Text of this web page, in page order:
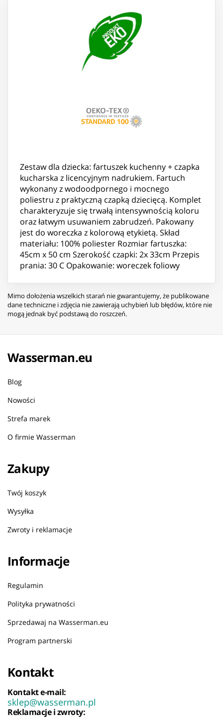
Zestaw dla dziecka: fartuszek kuchenny + czapka
kucharska z licencyjnym nadrukiem. Fartuch
wykonany z wodoodpornego i mocnego
poliestru z praktyczną czapką dziecięcą. Komplet
charakteryzuje się trwałą intensywnością koloru
oraz łatwym usuwaniem zabrudzeń. Pakowany
jest do woreczka z kolorową etykietą. Skład
materiału: 100% poliester Rozmiar fartuszka:
45cm x 50 cm Szerokość czapki: 2x 33cm Przepis
prania: 30 C Opakowanie: woreczek foliowy
Mimo dołożenia wszelkich starań nie gwarantujemy, że publikowane
dane techniczne i zdjęcia nie zawierają uchybień lub błędów, które nie
mogą jednak być podstawą do roszczeń.
Wasserman.eu
Blog
Nowości
Strefa marek
O firmie Wasserman
Zakupy
Twój koszyk
Wysyłka
Zwroty i reklamacje
Informacje
Regulamin
Polityka prywatności
Sprzedawaj na Wasserman.eu
Program partnerski
Kontakt
Kontakt e-mail:
sklep@wasserman.pl
Reklamacje i zwroty: